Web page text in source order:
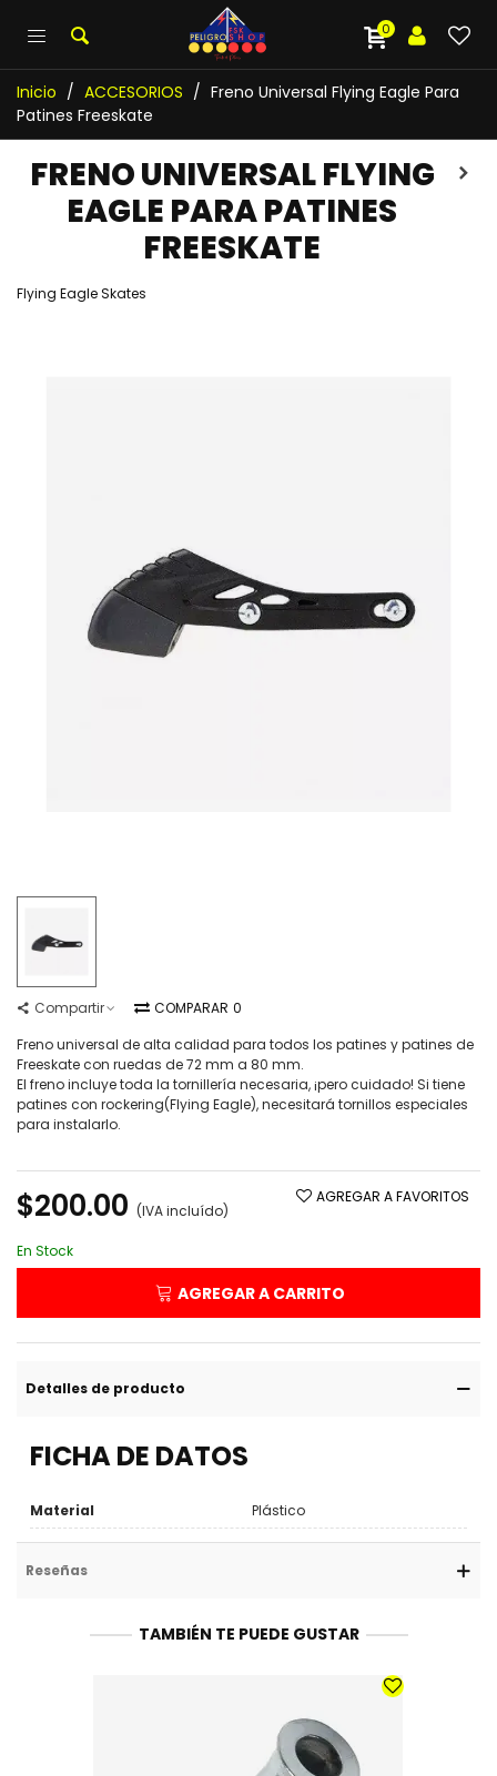
0
Inicio / ACCESORIOS / Freno Universal Flying Eagle Para
Patines Freeskate
FRENO UNIVERSAL FLYING
EAGLE PARA PATINES
FREESKATE
Flying Eagle Skates
Compartir COMPARAR 0
Freno universal de alta calidad para todos los patines y patines de
Freeskate con ruedas de 72 mm a 80 mm.
El freno incluye toda la tornillería necesaria, ¡pero cuidado! Si tiene
patines con rockering(Flying Eagle), necesitará tornillos especiales
para instalarlo.
$200.00 (IVA incluído)
AGREGAR A FAVORITOS
En Stock
AGREGAR A CARRITO
Detalles de producto
FICHA DE DATOS
Material Plástico
Reseñas
TAMBIÉN TE PUEDE GUSTAR